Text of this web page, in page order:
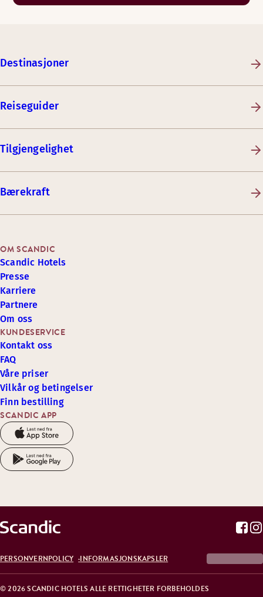
Destinasjoner
Reiseguider
Tilgjengelighet
Bærekraft
SCANDIC APP
KUNDESERVICE
Kontakt oss
FAQ
Våre priser
Vilkår og betingelser
Finn bestilling
OM SCANDIC
Scandic Hotels
Presse
Karriere
Partnere
Om oss
© 2026 SCANDIC HOTELS ALLE RETTIGHETER FORBEHOLDES
PERSONVERNPOLICY INFORMASJONSKAPSLER